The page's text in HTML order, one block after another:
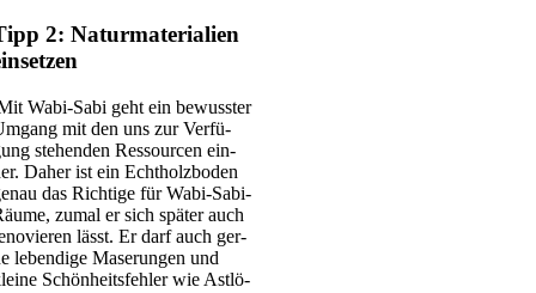
2: Naturmaterialien
Wabi-Sabi geht ein bewuss­ter
mit den uns zur Ver­fü­
ste­hen­den Res­sour­cen ein­
Daher ist ein Echt­holz­bo­den
das Rich­ti­ge für Wabi-Sabi-
zumal er sich spä­ter auch
lässt. Er darf auch ger­
leben­di­ge Mase­run­gen und
Schön­heits­feh­ler wie Ast­lö­